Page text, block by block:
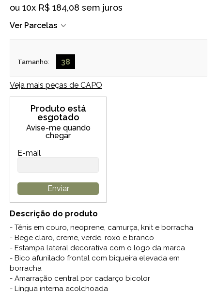
ou 10x R$ 184,08 sem juros
Ver Parcelas
Tamanho: 38
Veja mais peças de CAPO
Produto está
esgotado
Avise-me quando
chegar
E-mail
Enviar
Descrição do produto
- Tênis em couro, neoprene, camurça, knit e borracha
- Bege claro, creme, verde, roxo e branco
- Estampa lateral decorativa com o logo da marca
- Bico afunilado frontal com biqueira elevada em
borracha
- Amarração central por cadarço bicolor
- Língua interna acolchoada